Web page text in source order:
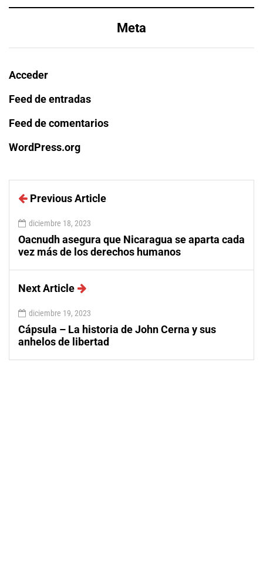
Meta
Acceder
Feed de entradas
Feed de comentarios
WordPress.org
Previous Article
diciembre 18, 2023
Oacnudh asegura que Nicaragua se aparta cada
vez más de los derechos humanos
Next Article
diciembre 19, 2023
Cápsula – La historia de John Cerna y sus
anhelos de libertad